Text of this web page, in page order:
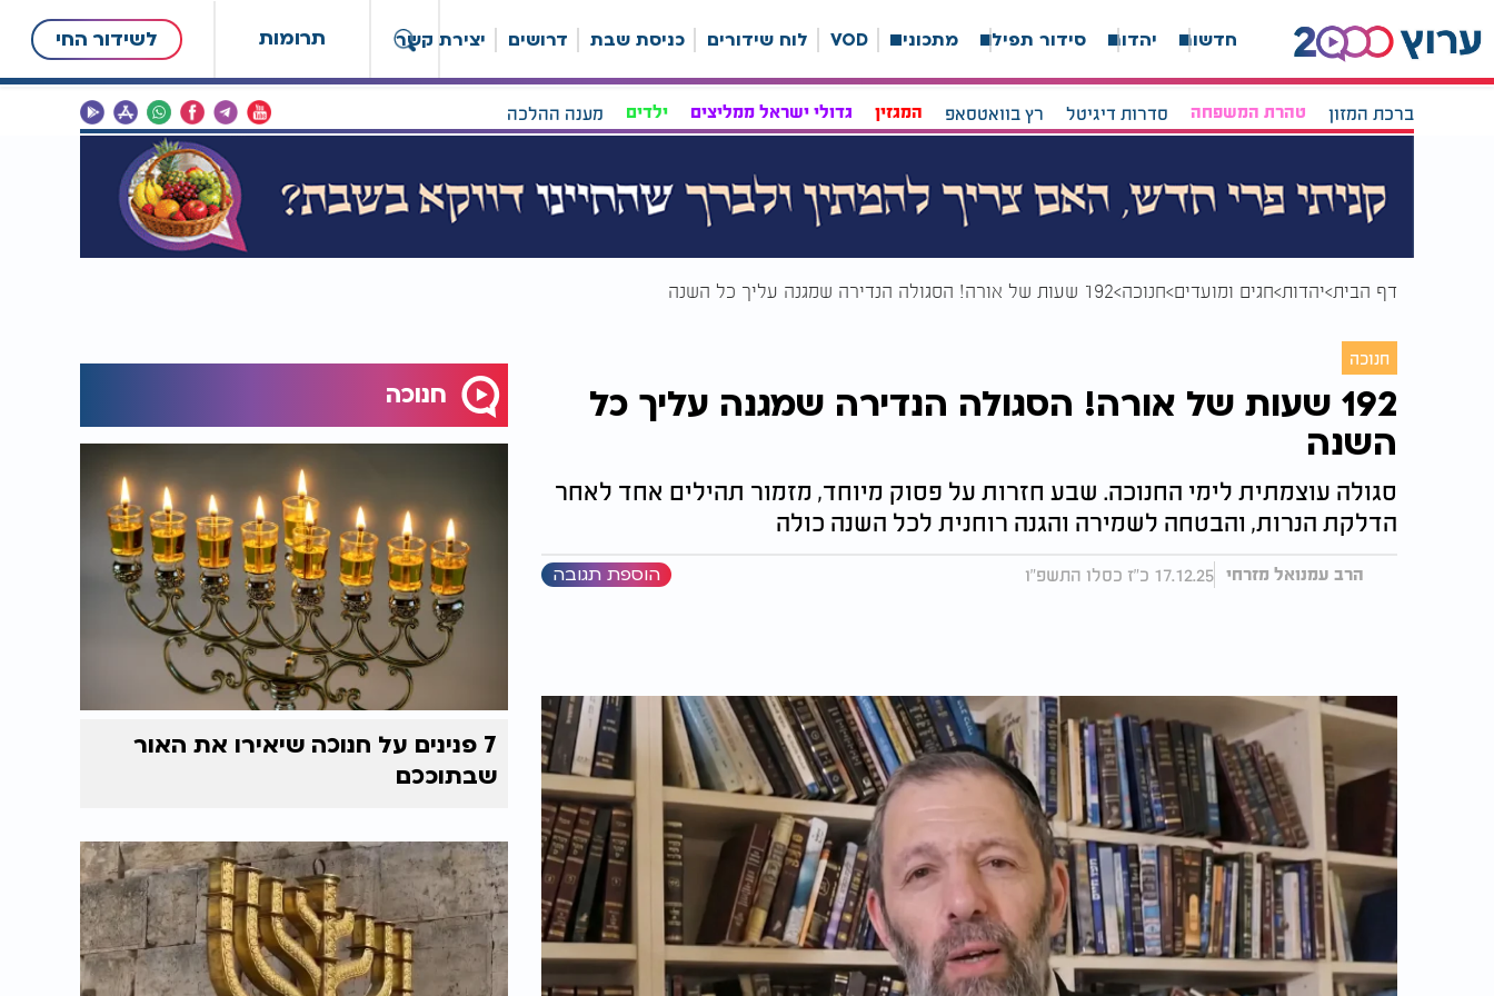
תרומות לשידור החי חדשות יהדות סידור תפילה מתכונים VOD לוח שידורים כניסת שבת דרושים יצירת קשר
ברכת המזון טהרת המשפחה סדרות דיגיטל רץ בוואטסאפ המגזין גדולי ישראל ממליצים ילדים מענה ההלכה
דף הבית יהדות חגים ומועדים חנוכה 192 שעות של אורה! הסגולה הנדירה שמגנה עליך כל השנה
חנוכה
192 שעות של אורה! הסגולה הנדירה שמגנה עליך כל
השנה
סגולה עוצמתית לימי החנוכה. שבע חזרות על פסוק מיוחד, מזמור תהילים אחד לאחר
הדלקת הנרות, והבטחה לשמירה והגנה רוחנית לכל השנה כולה
הרב עמנואל מזרחי 17.12.25 כ"ז כסלו התשפ"ו הוספת תגובה
חנוכה
7 פנינים על חנוכה שיאירו את האור
שבתוככם